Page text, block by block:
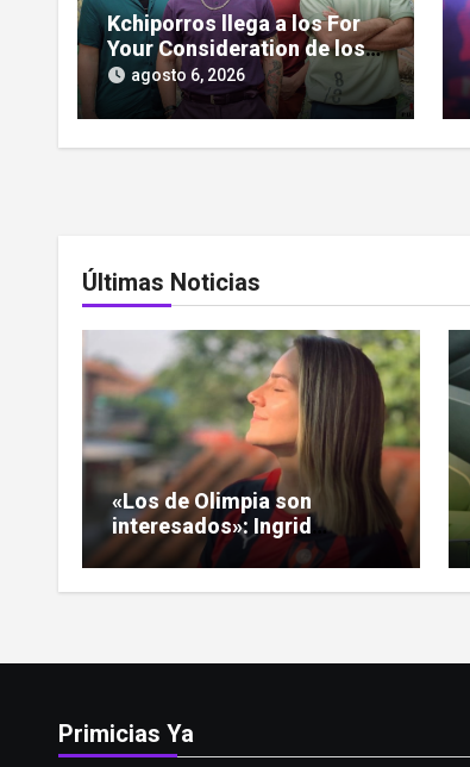
Kchiporros llega a los For
Your Consideration de los
Latin GRAMMY
agosto 6, 2026
Últimas Noticias
«Los de Olimpia son
interesados»: Ingrid
Noguera encendió el
debate sobre las hinchadas
Primicias Ya